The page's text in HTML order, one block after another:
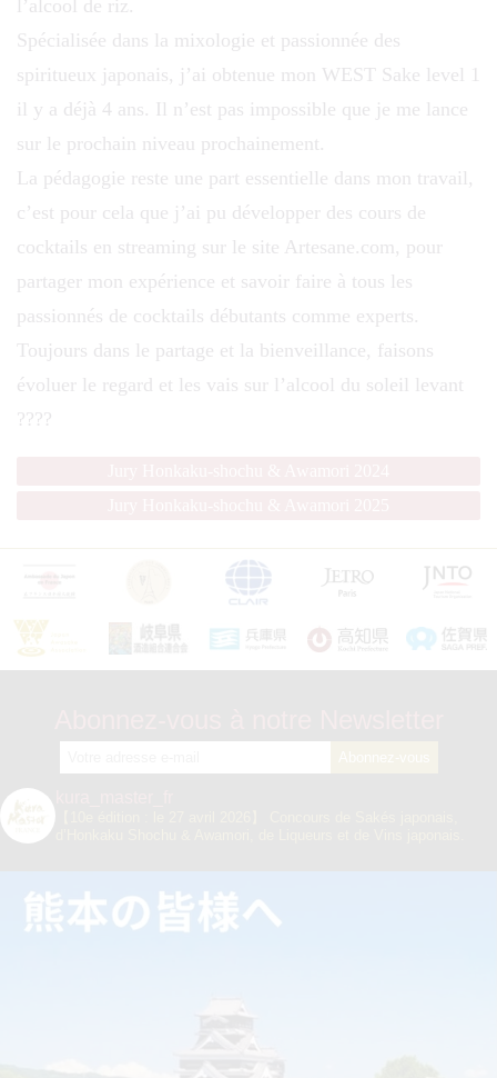
l’alcool de riz.
Spécialisée dans la mixologie et passionnée des
spiritueux japonais, j’ai obtenue mon WEST Sake level 1
il y a déjà 4 ans. Il n’est pas impossible que je me lance
sur le prochain niveau prochainement.
La pédagogie reste une part essentielle dans mon travail,
c’est pour cela que j’ai pu développer des cours de
cocktails en streaming sur le site Artesane.com, pour
partager mon expérience et savoir faire à tous les
passionnés de cocktails débutants comme experts.
Toujours dans le partage et la bienveillance, faisons
évoluer le regard et les vais sur l’alcool du soleil levant
????